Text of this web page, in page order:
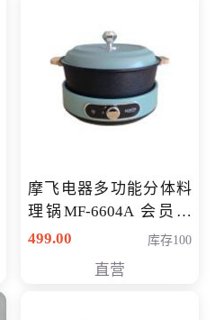
摩飞电器多功能分体料
理锅MF-6604A 会员专
享价288元
499.00 库存100
直营